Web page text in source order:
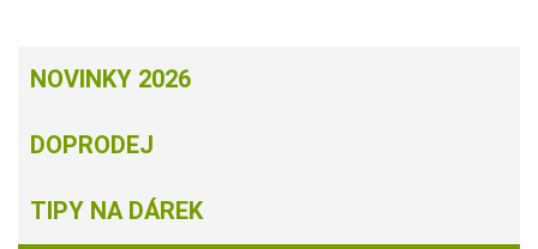
NOVINKY 2026
DOPRODEJ
TIPY NA DÁREK